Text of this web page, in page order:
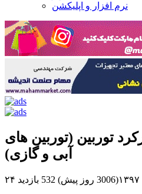
نرم افزار و اپلیکشن
توربین (توربین های
آبی و گازی)
532 بازدید